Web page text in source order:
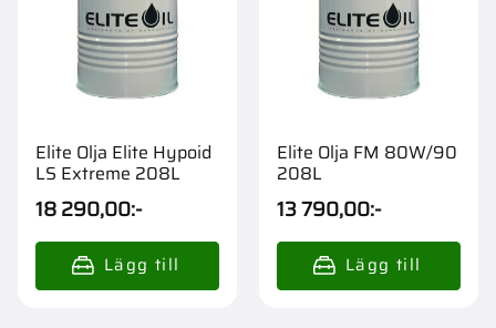
Elite Olja Elite Hypoid
LS Extreme 208L
18 290,00:-
Elite Olja FM 80W/90
208L
13 790,00:-